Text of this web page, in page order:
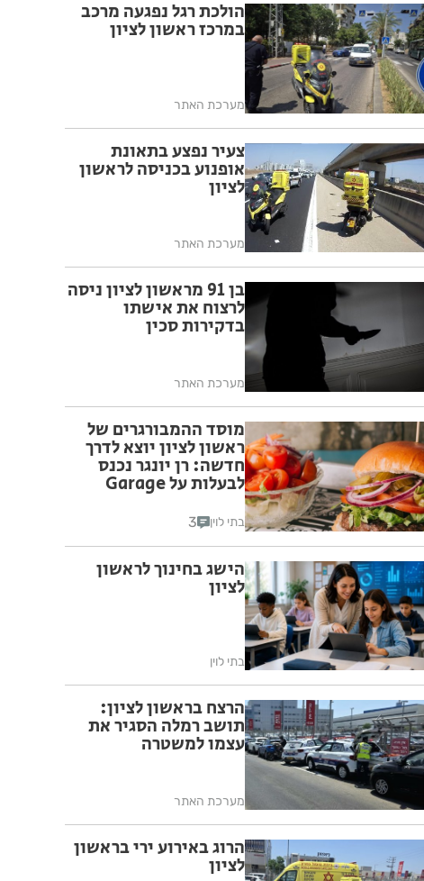
הולכת רגל נפגעה מרכב
במרכז ראשון לציון
מערכת האתר
צעיר נפצע בתאונת
אופנוע בכניסה לראשון
לציון
מערכת האתר
בן 91 מראשון לציון ניסה
לרצוח את אישתו
בדקירות סכין
מערכת האתר
מוסד ההמבורגרים של
ראשון לציון יוצא לדרך
חדשה: רן יונגר נכנס
לבעלות על Garage
בתי לוין 3
הישג בחינוך לראשון
לציון
בתי לוין
הרצח בראשון לציון:
תושב רמלה הסגיר את
עצמו למשטרה
מערכת האתר
הרוג באירוע ירי בראשון
לציון